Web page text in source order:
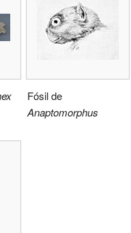
Fósil de
Anaptomorphus